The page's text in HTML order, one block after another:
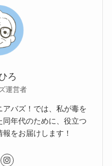
ろ
運営者
バズ！では、私が毒を
年代のために、役立つ
をお届けします！